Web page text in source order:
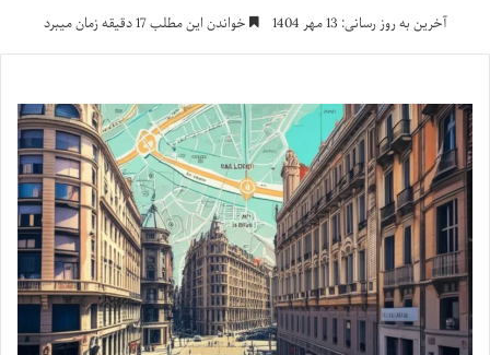
آخرین به روز رسانی: 13 مهر 1404 خواندن این مطلب 17 دقیقه زمان میبرد